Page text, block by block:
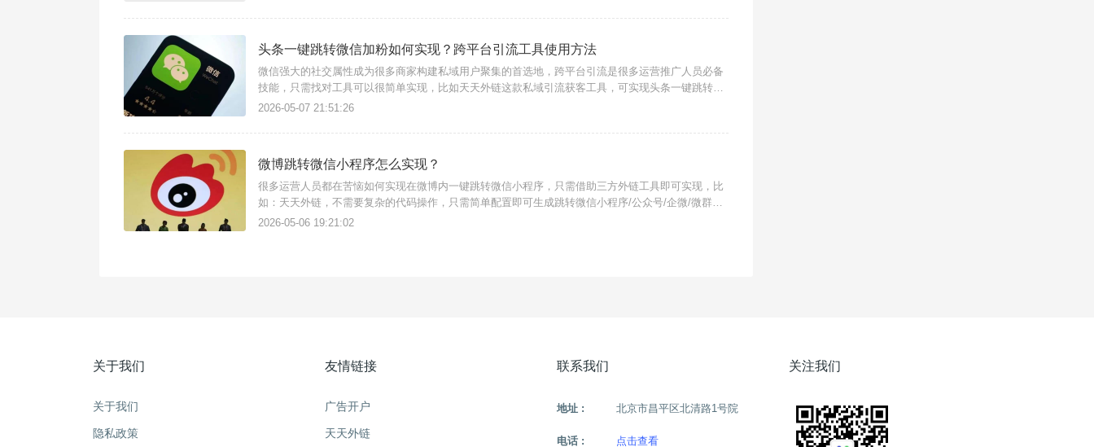
头条一键跳转微信加粉如何实现？跨平台引流工具使用方法
微信强大的社交属性成为很多商家构建私域用户聚集的首选地，跨平台引流是很多运营推广人员必备
技能，只需找对工具可以很简单实现，比如天天外链这款私域引流获客工具，可实现头条一键跳转微
信加好友，还支持跳转微信小程序、公众号、视频号、企微等。功能实现原理：微信外链：核心原理
2026-05-07 21:51:26
微博跳转微信小程序怎么实现？
很多运营人员都在苦恼如何实现在微博内一键跳转微信小程序，只需借助三方外链工具即可实现，比
如：天天外链，不需要复杂的代码操作，只需简单配置即可生成跳转微信小程序/公众号/企微/微群的
外链使用，适用于微博广告投放、置顶评论区、文章内容中，白名单域名无风险拦截提示。链接配置
2026-05-06 19:21:02
关于我们
关于我们
隐私政策
友情链接
广告开户
天天外链
联系我们
地址 : 北京市昌平区北清路1号院
电话 : 点击查看
关注我们